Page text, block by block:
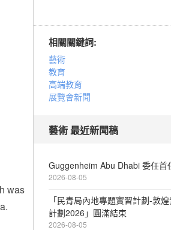
was
相關關鍵詞:
藝術
教育
高端教育
展覽會新聞
藝術 最近新聞稿
Guggenheim Abu Dhabi 委任首
2026-08-05
「民青局內地專題實習計劃-敦
計劃2026」圓滿結束
2026-08-05